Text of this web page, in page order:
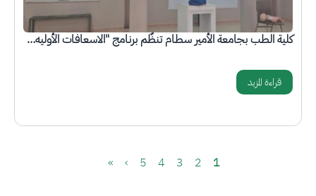
كلية الطب بجامعة الأمير سطام تنظّم برنامج "الاسعافات الأوليه…
قراءة المزيد
Current page
1 الصفحة
2 الصفحة
3 الصفحة
4 الصفحة
5 الصفحة التالية›
Last page
»